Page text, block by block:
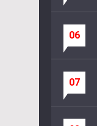
06
07